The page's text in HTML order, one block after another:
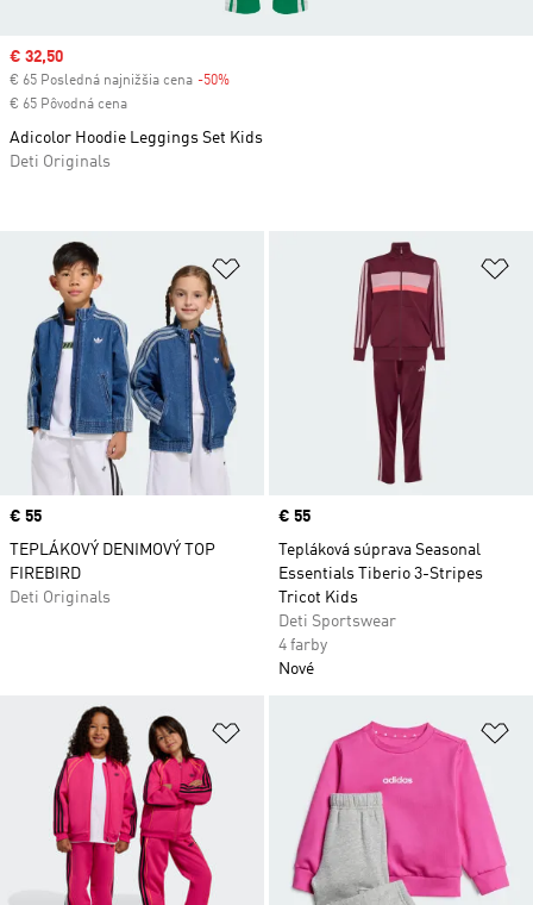
Pridať do zoznamu želaných
Price
€ 55
TEPLÁKOVÝ DENIMOVÝ TOP
FIREBIRD
Deti Originals
Price
€ 55
Tepláková súprava Seasonal
Essentials Tiberio 3-Stripes
Tricot Kids
Deti Sportswear
4 farby
Nové
Pridať do zoznamu želaných
Sale price
€ 32,50
€ 65 Posledná najnižšia cena -50%
€ 65 Pôvodná cena
Adicolor Hoodie Leggings Set Kids
Deti Originals